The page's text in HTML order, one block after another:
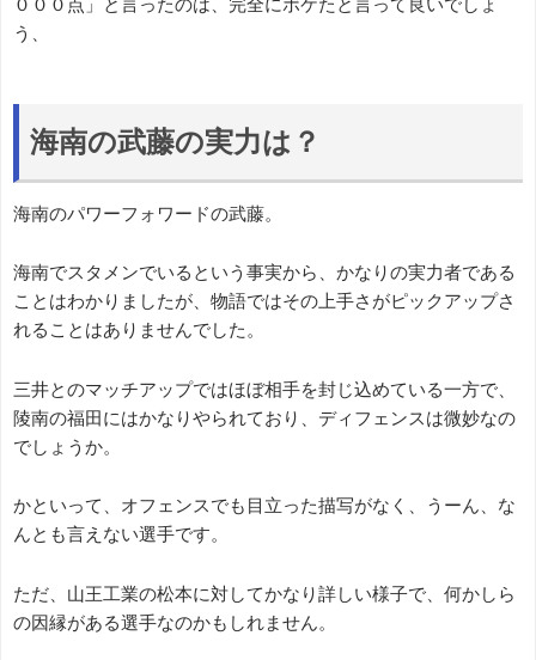
０００点」と言ったのは、完全にボケたと言って良いでしょ
う、
海南の武藤の実力は？
海南のパワーフォワードの武藤。
海南でスタメンでいるという事実から、かなりの実力者である
ことはわかりましたが、物語ではその上手さがピックアップさ
れることはありませんでした。
三井とのマッチアップではほぼ相手を封じ込めている一方で、
陵南の福田にはかなりやられており、ディフェンスは微妙なの
でしょうか。
かといって、オフェンスでも目立った描写がなく、うーん、な
んとも言えない選手です。
ただ、山王工業の松本に対してかなり詳しい様子で、何かしら
の因縁がある選手なのかもしれません。